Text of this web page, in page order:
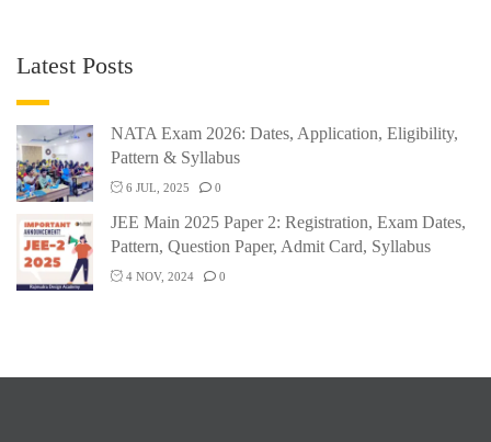
Latest Posts
NATA Exam 2026: Dates, Application, Eligibility,
Pattern & Syllabus
6 JUL, 2025 0
JEE Main 2025 Paper 2: Registration, Exam Dates,
Pattern, Question Paper, Admit Card, Syllabus
4 NOV, 2024 0